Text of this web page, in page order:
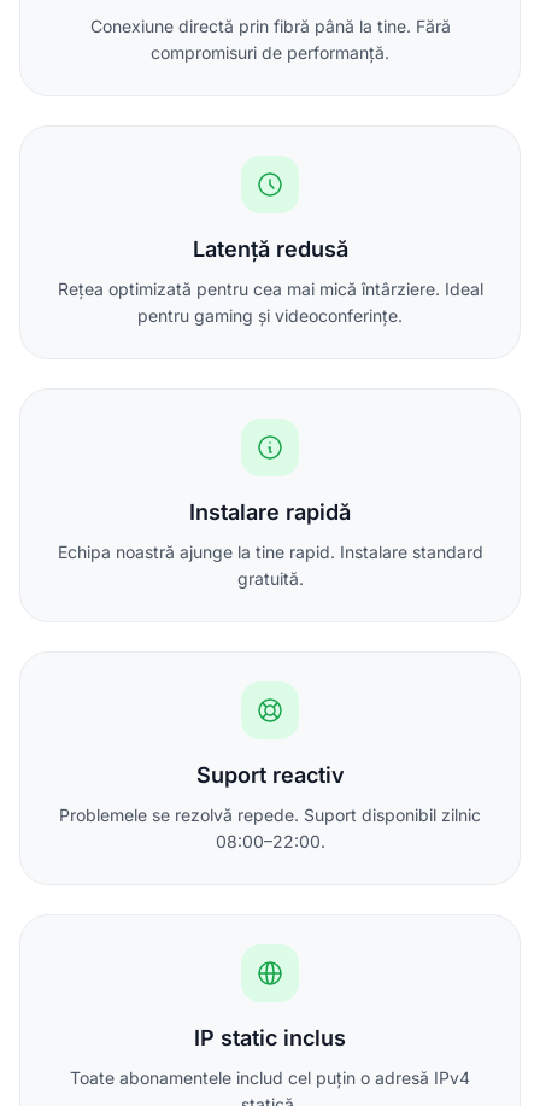
Conexiune directă prin fibră până la tine. Fără
compromisuri de performanță.
Latență redusă
Rețea optimizată pentru cea mai mică întârziere. Ideal
pentru gaming și videoconferințe.
Instalare rapidă
Echipa noastră ajunge la tine rapid. Instalare standard
gratuită.
Suport reactiv
Problemele se rezolvă repede. Suport disponibil zilnic
08:00–22:00.
IP static inclus
Toate abonamentele includ cel puțin o adresă IPv4